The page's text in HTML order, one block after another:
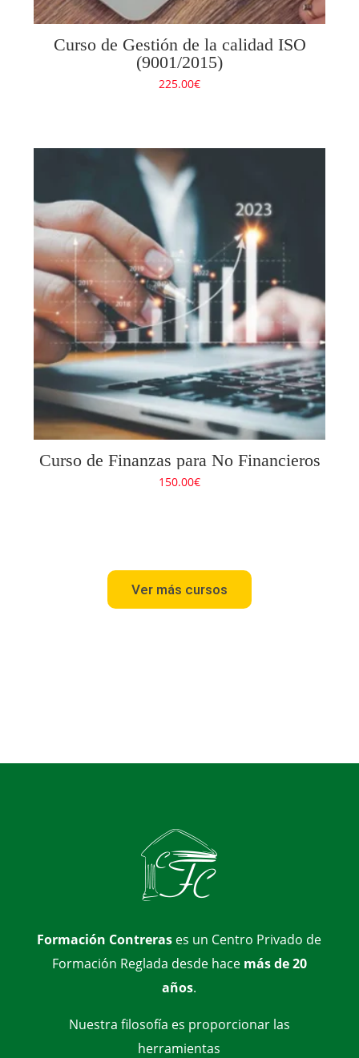
Curso de Gestión de la calidad ISO
(9001/2015)
225.00€
Curso de Finanzas para No Financieros
150.00€
Ver más cursos
Formación Contreras es un Centro Privado de
Formación Reglada desde hace más de 20
años.
Nuestra filosofía es proporcionar las
herramientas